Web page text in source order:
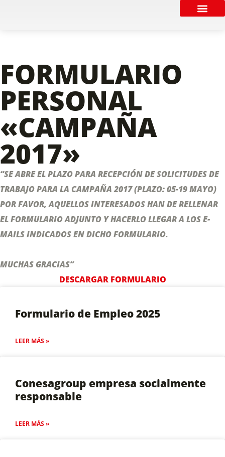
FORMULARIO
PERSONAL
«CAMPAÑA
2017»
“SE ABRE EL PLAZO PARA RECEPCIÓN DE SOLICITUDES DE
TRABAJO PARA LA CAMPAÑA 2017 (PLAZO: 05-19 MAYO)
POR FAVOR, AQUELLOS INTERESADOS HAN DE RELLENAR
EL FORMULARIO ADJUNTO Y HACERLO LLEGAR A LOS E-
MAILS INDICADOS EN DICHO FORMULARIO.
MUCHAS GRACIAS”
DESCARGAR FORMULARIO
Formulario de Empleo 2025
LEER MÁS »
Conesagroup empresa socialmente
responsable
LEER MÁS »